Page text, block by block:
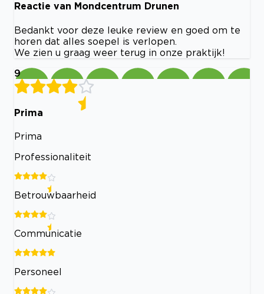
Reactie van Mondcentrum Drunen
Bedankt voor deze leuke review en goed om te
horen dat alles soepel is verlopen.
We zien u graag weer terug in onze praktijk!
9
Prima
Prima
Professionaliteit
Betrouwbaarheid
Communicatie
Personeel